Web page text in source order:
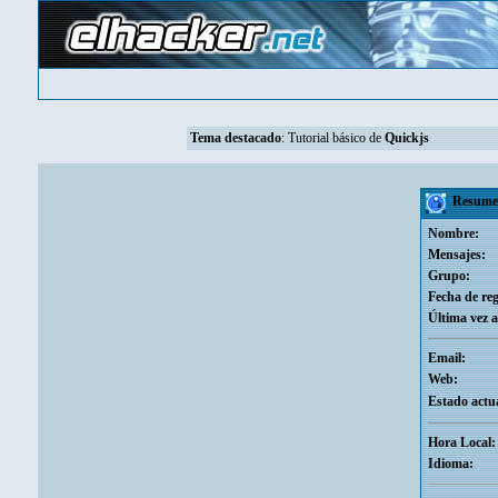
Tema destacado: Tutorial básico de Quickjs
Nombre:
Mensajes:
Grupo:
Fecha de
Última vez
Email:
Web:
Estado
Hora Local:
Idioma: